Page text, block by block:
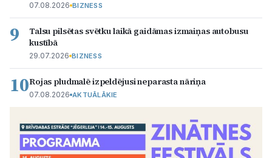
07.08.2026 BIZNESS
9
Talsu pilsētas svētku laikā gaidāmas izmaiņas autobusu
kustībā
29.07.2026 BIZNESS
10Rojas pludmalē izpeldējusi neparasta nāriņa
07.08.2026 AKTUĀLĀKIE